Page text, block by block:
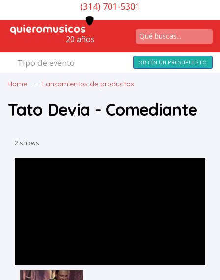
(314) 701-5301
20 años
Tipo de evento OBTÉN UN PRESUPUESTO
Home Lanzamientos de productos
Tato Devia - Comediante
2 shows